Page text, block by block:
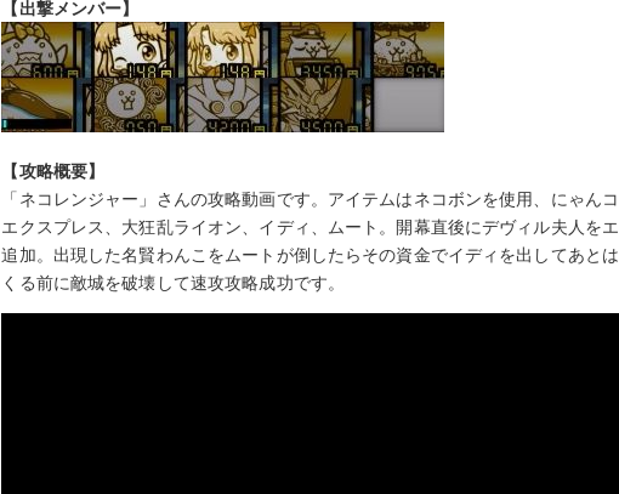
【出撃メンバー】
【攻略概要】
「ネコレンジャー」さんの攻略動画です。アイテムはネコボンを使用、にゃん
エクスプレス、大狂乱ライオン、イディ、ムート。開幕直後にデヴィル夫人を
追加。出現した名賢わんこをムートが倒したらその資金でイディを出してあと
くる前に敵城を破壊して速攻攻略成功です。